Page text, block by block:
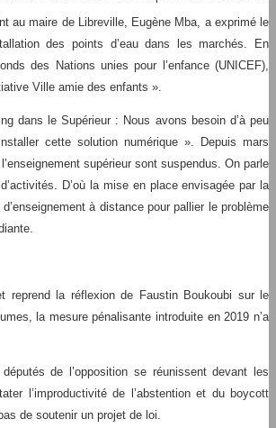
au maire de Libreville, Eugène Mba, a exprimé le
des points d’eau dans les marchés. En
des Nations unies pour l’enfance (UNICEF),
Ville amie des enfants ».
dans le Supérieur : Nous avons besoin d’à peu
cette solution numérique ». Depuis mars
supérieur sont suspendus. On parle
D’où la mise en place envisagée par la
d’enseignement à distance pour pallier le problème
reprend la réflexion de Faustin Boukoubi sur le
la mesure pénalisante introduite en 2019 n’a
de l’opposition se réunissent devant les
l’improductivité de l’abstention et du boycott
de soutenir un projet de loi.